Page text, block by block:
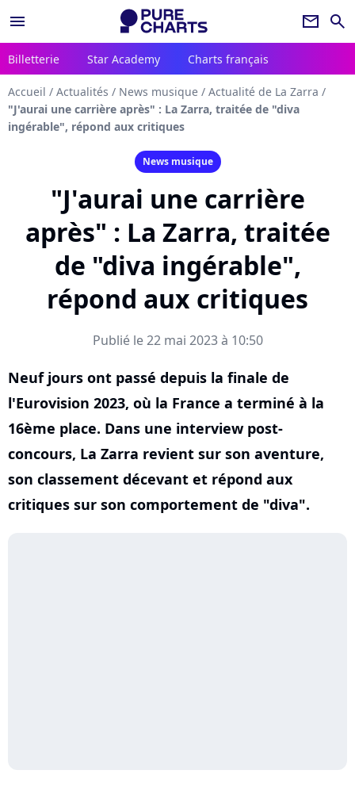
menu newsletter search
Billetterie Star Academy Charts français
Accueil / Actualités / News musique / Actualité de La Zarra /
"J'aurai une carrière après" : La Zarra, traitée de "diva
ingérable", répond aux critiques
News musique
"J'aurai une carrière
après" : La Zarra, traitée
de "diva ingérable",
répond aux critiques
Publié le 22 mai 2023 à 10:50
Neuf jours ont passé depuis la finale de
l'Eurovision 2023, où la France a terminé à la
16ème place. Dans une interview post-
concours, La Zarra revient sur son aventure,
son classement décevant et répond aux
critiques sur son comportement de "diva".